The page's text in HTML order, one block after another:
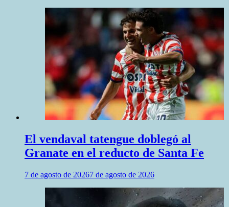
El vendaval tatengue doblegó al
Granate en el reducto de Santa Fe
7 de agosto de 20267 de agosto de 2026